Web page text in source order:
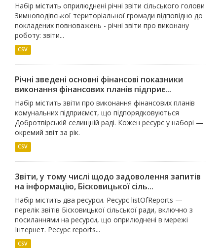
Набір містить оприлюднені річні звіти сільського голови
Зимноводівської територіальної громади відповідно до
покладених повноважень - річні звіти про виконану
роботу: звіти...
CSV
Річні зведені основні фінансові показники
виконання фінансових планів підприє...
Набір містить звіти про виконання фінансових планів
комунальних підприємст, що підпорядковуються
Добротвірській селищній раді. Кожен ресурс у наборі —
окремий звіт за рік.
CSV
Звіти, у тому числі щодо задоволення запитів
на інформацію, Бісковицької сіль...
Набір містить два ресурси. Ресурс listOfReports —
перелік звітів Бісковицької сільської ради, включно з
посиланнями на ресурси, що оприлюднені в мережі
Інтернет. Ресурс reports...
CSV